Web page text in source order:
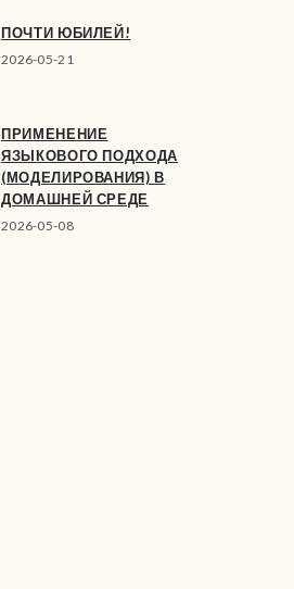
ПОЧТИ ЮБИЛЕЙ!
2026-05-21
ПРИМЕНЕНИЕ
ЯЗЫКОВОГО ПОДХОДА
(МОДЕЛИРОВАНИЯ) В
ДОМАШНЕЙ СРЕДЕ
2026-05-08